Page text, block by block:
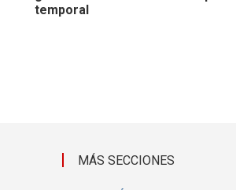
temporal
MÁS SECCIONES